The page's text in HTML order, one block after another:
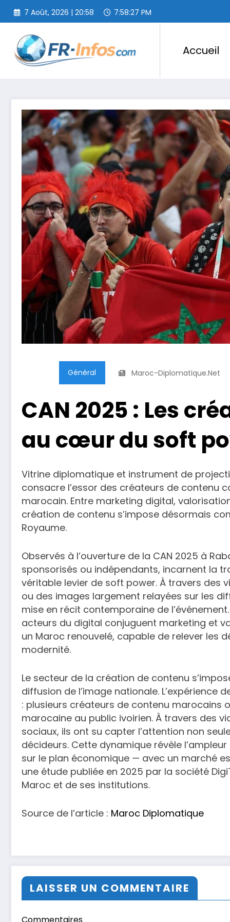
Aller
contenu
7 Août, 2026 | 20:58 7:58:28 PM
Accueil
Général Maroc-Diplomatique.net
CAN 2025 : Les
au cœur du soft
Vitrine diplomatique et instrument de
consacre l’essor des créateurs de contenu
marocain. Entre marketing digital,
création de contenu s’impose désormais
Royaume.
Observés à l’ouverture de la CAN 2025 à
sponsorisés ou indépendants, incarnent la
véritable levier de soft power. À travers des
ou des images largement relayées sur les
mise en récit contemporaine de
acteurs du digital conjuguent marketing et
un Maroc renouvelé, capable de relever les
modernité.
Le secteur de la création de contenu
diffusion de l’image nationale. L’expérience
: plusieurs créateurs de contenu
marocaine au public ivoirien. À travers des
sociaux, ils ont su capter l’attention non
décideurs. Cette dynamique révèle
sur le plan économique — avec un marché
une étude publiée en 2025 par la société
Maroc et de ses institutions.
Source de l’article : Maroc Diplomatique
LAISSER UN COMMENTAIRE
Commentaires